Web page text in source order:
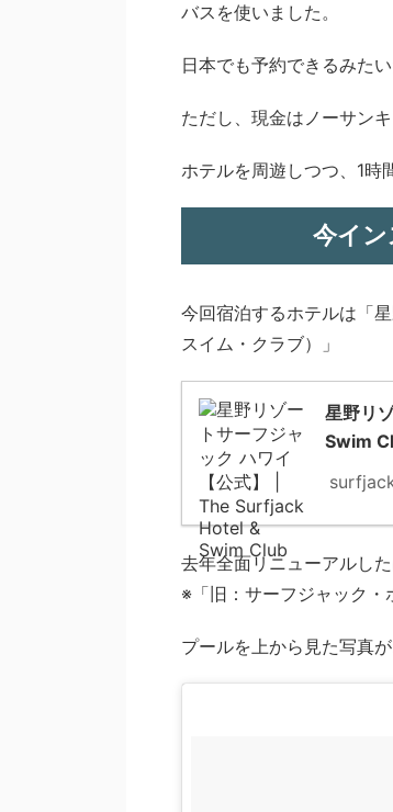
バスを使いました。
日本でも予約できるみた
ただし、現金はノーサン
ホテルを周遊しつつ、1時
今イ
今回宿泊するホテルは「
スイム・クラブ）」
星野リ
Swim
去年全面リニューアルし
※「旧：サーフジャック・
プールを上から見た写真